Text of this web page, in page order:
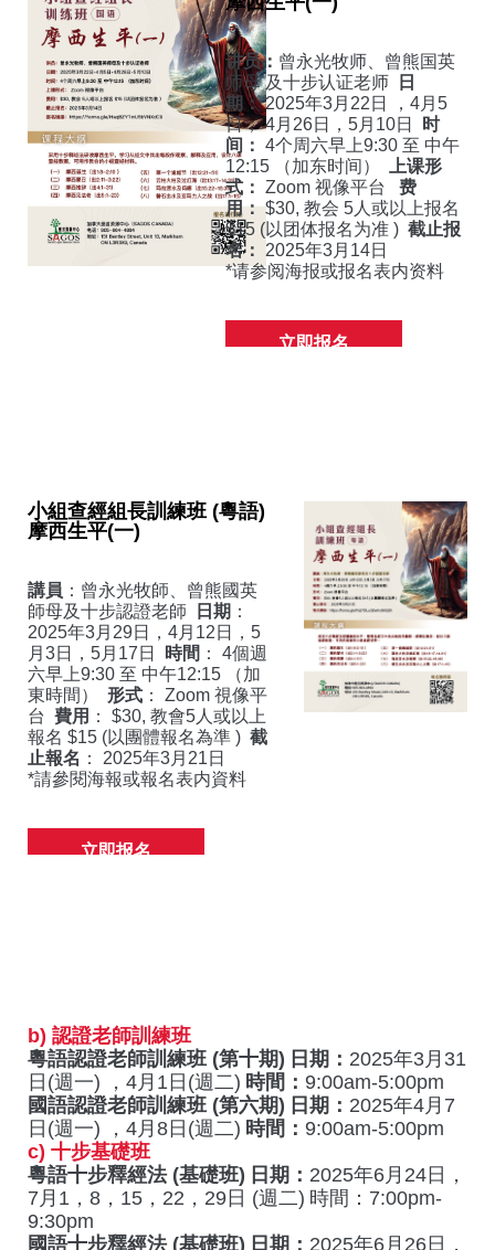
讲员： 曾永光牧师、曾熊国英
师母 及十步认证老师
日
期：2025年3月22日 ，4月5
日， 4月26日，5月10日
时
间： 4个周六早上9:30 至 中午
12:15 （加东时间）
上课形
式： Zoom 视像平台
费
用：$30, 教会 5人或以上报名
$15 (以团体报名为准 ) 截止报
名：
2025年3月14日
*请参阅海报或报名表内资料
立即报名
小組查經組長訓練班 (粵語)
摩西生平(一)
講員 ：曾永光牧師、曾熊國英
師母及十步認證老師
日期 ：
2025年3月29日，4月12日，5
月3日，5月17日
時間 ： 4個週
六早上9:30 至 中午12:15 （加
東時間）
形式 ： Zoom 視像平
台 費用 ： $30, 教會5人或以上
報名 $15 (以團體報名為準 ) 截
止報名 ： 2025年3月21日
*請參閱海報或報名表内資料
立即报名
b) 認證老師訓練班
粵語認證老師訓練班 (第十期) 日期： 2025年3月31
日(週一) ，4月1日(週二) 時間： 9:00am-5:00pm
國語認證老師訓練班 (第六期) 日期： 2025年4月7
日(週一) ，4月8日(週二) 時間： 9:00am-5:00pm
c) 十步基礎班
粵語十步釋經法 (基礎班) 日期： 2025年6月24日，
7月1，8，15，22，29日 (週二) 時間：7:00pm-
9:30pm
國語十步釋經法 (基礎班) 日期： 2025年6月26日，